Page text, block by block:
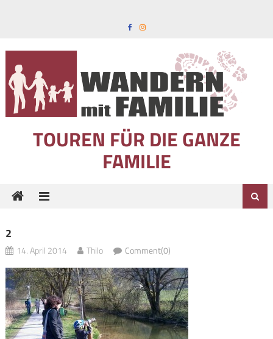
TOUREN FÜR DIE GANZE
FAMILIE
2
14. April 2014 Thilo Comment(0)